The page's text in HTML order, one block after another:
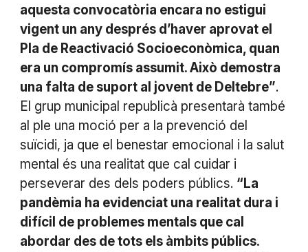
aquesta convocatòria encara no estigui
vigent un any després d’haver aprovat el
Pla de Reactivació Socioeconòmica, quan
era un compromís assumit. Això demostra
una falta de suport al jovent de Deltebre”.
El grup municipal republicà presentarà també
al ple una moció per a la prevenció del
suïcidi, ja que el benestar emocional i la salut
mental és una realitat que cal cuidar i
perseverar des dels poders públics. “La
pandèmia ha evidenciat una realitat dura i
difícil de problemes mentals que cal
abordar des de tots els àmbits públics.